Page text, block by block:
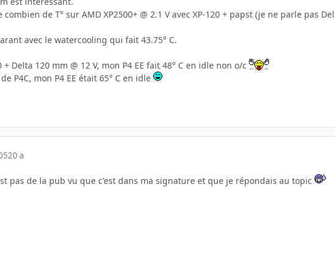
de T° sur AMD XP2500+ @ 2.1 V avec XP-120 + papst (je ne parle pas
avec le watercooling qui fait 43.75° C.
+ Delta 120 mm @ 12 V, mon P4 EE fait 48° C en idle non o/c
P4C, mon P4 EE était 65° C en idle
20 a
pas de la pub vu que c'est dans ma signature et que je répondais au topic